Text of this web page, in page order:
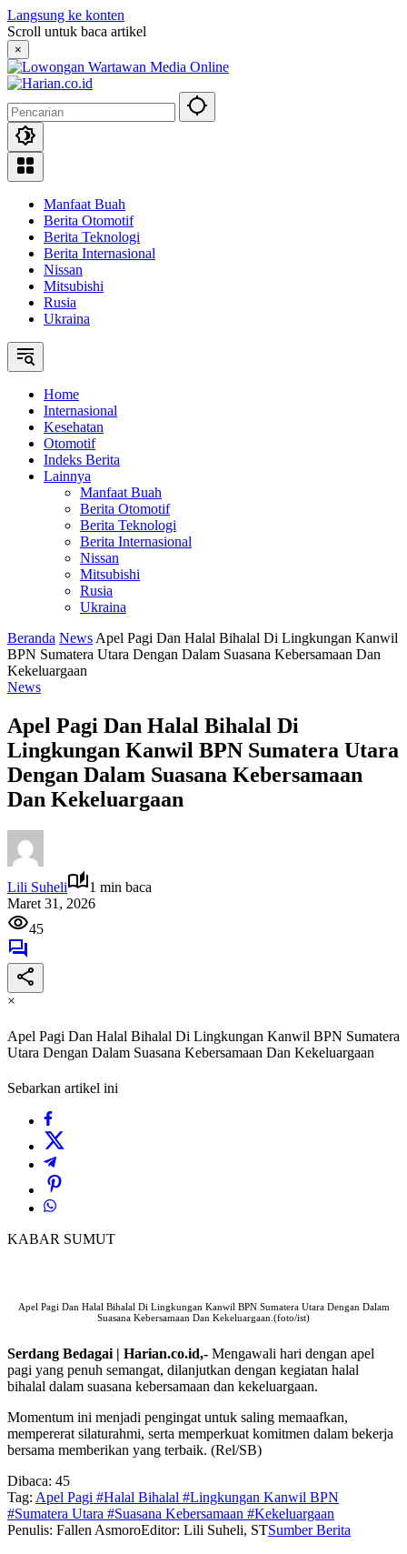
Langsung ke konten
Scroll untuk baca artikel
×
Manfaat Buah
Berita Otomotif
Berita Teknologi
Berita Internasional
Nissan
Mitsubishi
Rusia
Ukraina
Home
Internasional
Kesehatan
Otomotif
Indeks Berita
Lainnya
Manfaat Buah
Berita Otomotif
Berita Teknologi
Berita Internasional
Nissan
Mitsubishi
Rusia
Ukraina
Beranda News Apel Pagi Dan Halal Bihalal Di Lingkungan Kanwil
BPN Sumatera Utara Dengan Dalam Suasana Kebersamaan Dan
Kekeluargaan
News
Apel Pagi Dan Halal Bihalal Di
Lingkungan Kanwil BPN Sumatera Utara
Dengan Dalam Suasana Kebersamaan
Dan Kekeluargaan
Lili Suheli
1 min baca
Maret 31, 2026
45
×
Apel Pagi Dan Halal Bihalal Di Lingkungan Kanwil BPN Sumatera
Utara Dengan Dalam Suasana Kebersamaan Dan Kekeluargaan
Sebarkan artikel ini
KABAR SUMUT
Apel Pagi Dan Halal Bihalal Di Lingkungan Kanwil BPN Sumatera Utara Dengan Dalam
Suasana Kebersamaan Dan Kekeluargaan.(foto/ist)
Serdang Bedagai | Harian.co.id,- Mengawali hari dengan apel
pagi yang penuh semangat, dilanjutkan dengan kegiatan halal
bihalal dalam suasana kebersamaan dan kekeluargaan.
Momentum ini menjadi pengingat untuk saling memaafkan,
mempererat silaturahmi, serta memperkuat komitmen dalam bekerja
bersama memberikan yang terbaik. (Rel/SB)
Dibaca: 45
Tag: Apel Pagi #Halal Bihalal #Lingkungan Kanwil BPN
#Sumatera Utara #Suasana Kebersamaan #Kekeluargaan
Penulis: Fallen AsmoroEditor: Lili Suheli, STSumber Berita